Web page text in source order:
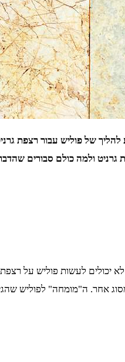
של פוליש עבור רצפת
גרניט ולמה כולם סבורים
יכולים לעשות פוליש על
אחר. ה"מומחה" לפוליש